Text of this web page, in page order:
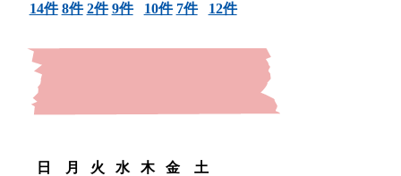
14件 8件 2件 9件
10件 7件
12件
日
月 火 水 木 金
土